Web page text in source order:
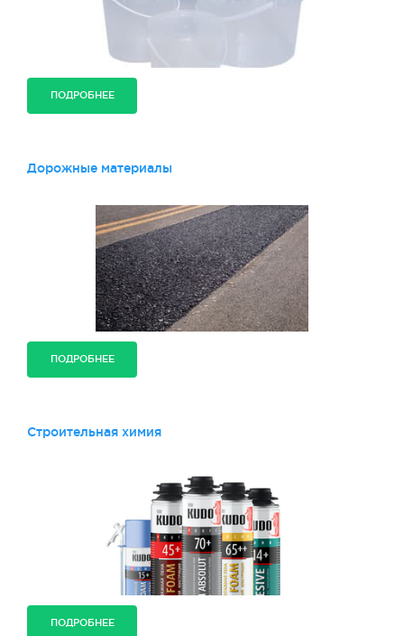
ПОДРОБНЕЕ
Дорожные материалы
ПОДРОБНЕЕ
Строительная химия
ПОДРОБНЕЕ